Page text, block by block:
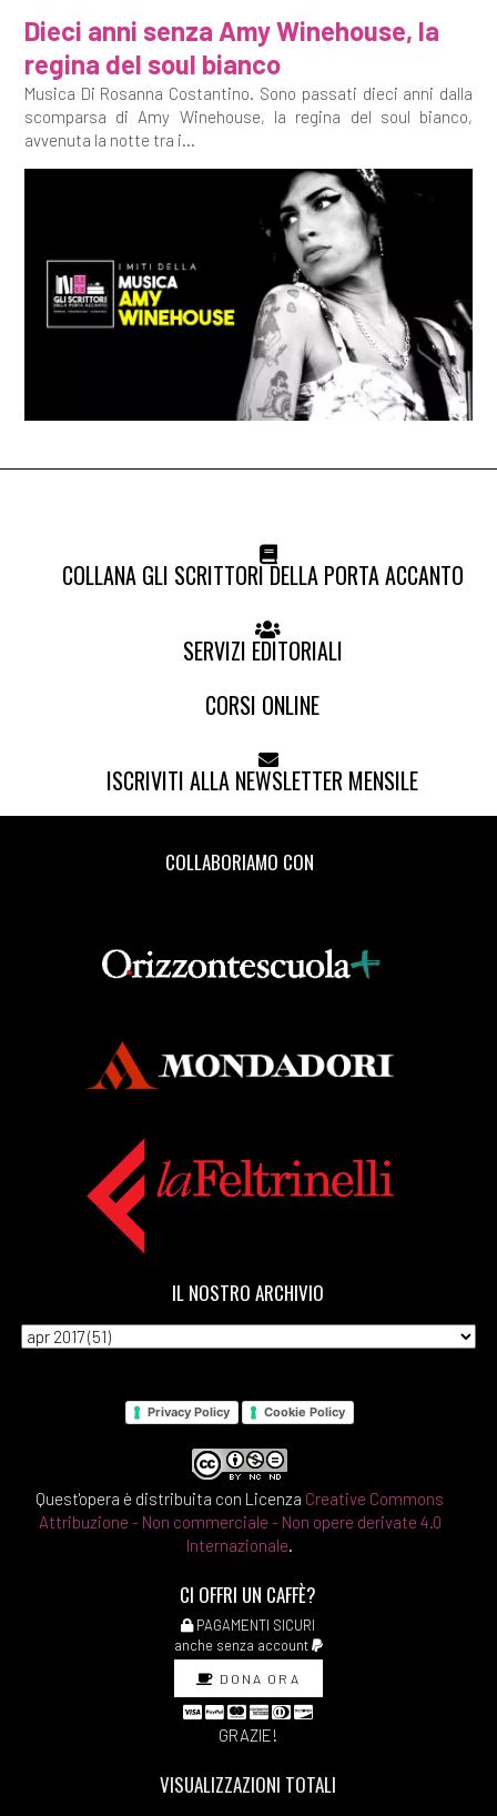
Dieci anni senza Amy Winehouse, la
regina del soul bianco
Musica Di Rosanna Costantino. Sono passati dieci anni dalla
scomparsa di Amy Winehouse, la regina del soul bianco,
avvenuta la notte tra i...
COLLANA GLI SCRITTORI DELLA PORTA ACCANTO
SERVIZI EDITORIALI
CORSI ONLINE
ISCRIVITI ALLA NEWSLETTER MENSILE
COLLABORIAMO CON
IL NOSTRO ARCHIVIO
Privacy Policy Cookie Policy
Quest'opera è distribuita con Licenza Creative Commons
Attribuzione - Non commerciale - Non opere derivate 4.0
Internazionale.
CI OFFRI UN CAFFÈ?
PAGAMENTI SICURI
anche senza account
DONA ORA
GRAZIE!
VISUALIZZAZIONI TOTALI